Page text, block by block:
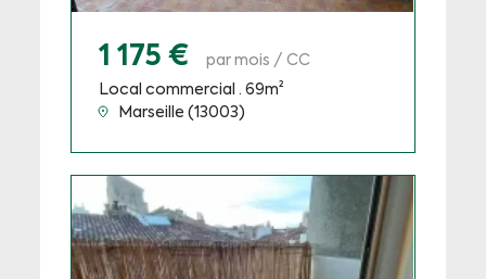
1 175 €
par mois / CC
Local commercial · 69m²
Marseille (13003)